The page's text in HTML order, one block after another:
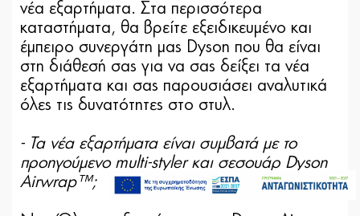
νέα εξαρτήματα. Στα περισσότερα
καταστήματα, θα βρείτε εξειδικευμένο και
έμπειρο συνεργάτη μας Dyson που θα είναι
στη διάθεσή σας για να σας δείξει τα νέα
εξαρτήματα και σας παρουσιάσει αναλυτικά
όλες τις δυνατότητες στο στυλ.
- Τα νέα εξαρτήματα είναι συμβατά με το
προηγούμενο multi-styler και σεσουάρ Dyson
Airwrap™;
Άμεσα Διαθέσιμο
499,00€ 549,00€
Προσθήκη στο καλάθι